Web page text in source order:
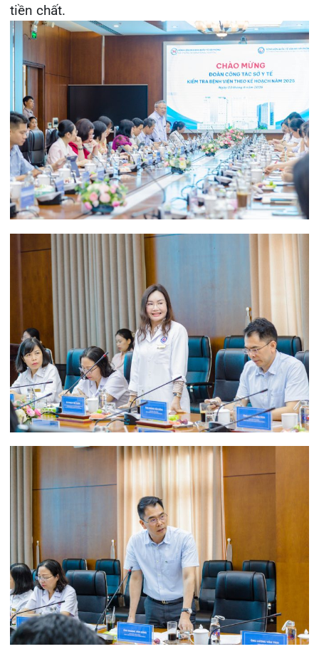
Qua kiểm tra, đánh giá, Bệnh viện Đa khoa Quốc
tế Hải Phòng và Bệnh viện Quốc tế Sản Nhi Hải
Phòng đã thực hiện tốt các quy định chuyên môn,
chính sách, pháp luật bảo hiểm y tế, đẩy mạnh
chuyển đổi số y tế, cài đặt sổ sức khỏe điện tử
trên VneID, duy trì hệ thống xử lý nước thải y tế,
bảo vệ môi trường, quản lý thuốc gây nghiện,
hướng thần, thuốc tiền chất. Đoàn đề nghị hai
Bệnh viện tiếp tục phát huy kết quả đạt được, tiếp
tục hoàn thiện, nâng cao chất lượng chuyên môn,
cải tiến quy trình phục vụ, tăng cường khảo sát và
tiếp nhận ý kiến phản hồi của người bệnh, nhân
viên y tế hướng tới xây dựng môi trường khám
chữa bệnh an toàn, thân thiện và lấy người bệnh
làm trung tâm.